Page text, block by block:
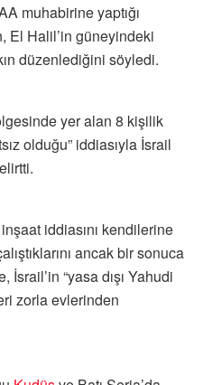
muhabirine yaptığı
El Halil’in güneyindeki
düzenlediğini söyledi.
yer alan 8 kişilik
olduğu” iddiasıyla İsrail
iddiasını kendilerine
ancak bir sonuca
İsrail’in “yasa dışı Yahudi
zorla evlerinden